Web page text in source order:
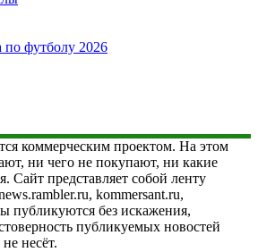
футболу 2026
коммерческим проектом. На этом
ни чего не покупают, ни какие
Сайт представляет собой ленту
kommersant.ru,
публикуются без искажения,
публикуемых новостей
несёт.